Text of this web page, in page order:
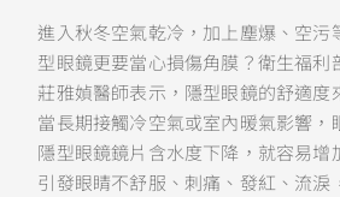
進入秋冬空氣乾冷，加上塵爆、空污
型眼鏡更要當心損傷角膜？衛生福利
莊雅媜醫師表示，隱型眼鏡的舒適度
當長期接觸冷空氣或室內暖氣影響，
隱型眼鏡鏡片含水度下降，就容易增
引發眼睛不舒服、刺痛、發紅、流淚